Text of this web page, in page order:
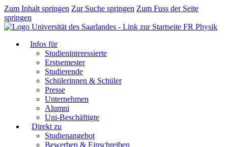
Zum Inhalt springen Zur Suche springen Zum Fuss der Seite
springen
FR Physik
Infos für
Studieninteressierte
Erstsemester
Studierende
Schülerinnen & Schüler
Presse
Unternehmen
Alumni
Uni-Beschäftigte
Direkt zu
Studienangebot
Bewerben & Einschreiben